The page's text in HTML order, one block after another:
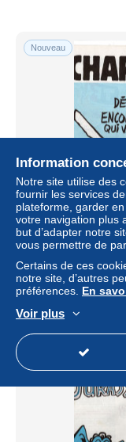
Nouveau
Statut
Information
Notre site utilise des
fournir les services
plateforme, garder
votre navigation plus
but d’adapter notre
vous permettre de
Certains de ces
notre site, d’autres
préférences. En
Voir plus